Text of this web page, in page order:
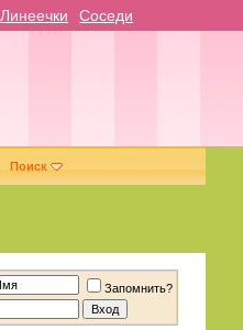
Линеечки Соседи
Поиск
Запомнить?